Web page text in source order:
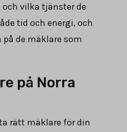
och vilka tjänster de
tid och energi, och
de mäklare som
på Norra
rätt mäklare för din